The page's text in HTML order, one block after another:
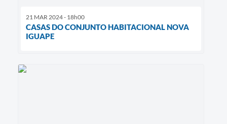
21 MAR 2024 - 18h00
CASAS DO CONJUNTO HABITACIONAL NOVA
IGUAPE